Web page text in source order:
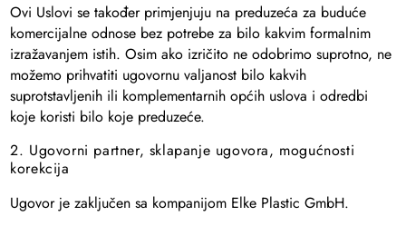
Ovi Uslovi se također primjenjuju na preduzeća za buduće
komercijalne odnose bez potrebe za bilo kakvim formalnim
izražavanjem istih. Osim ako izričito ne odobrimo suprotno, ne
možemo prihvatiti ugovornu valjanost bilo kakvih
suprotstavljenih ili komplementarnih općih uslova i odredbi
koje koristi bilo koje preduzeće.
2. Ugovorni partner, sklapanje ugovora, mogućnosti
korekcija
Ugovor je zaključen sa kompanijom Elke Plastic GmbH.